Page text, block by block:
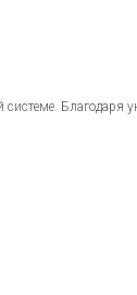
Благодаря